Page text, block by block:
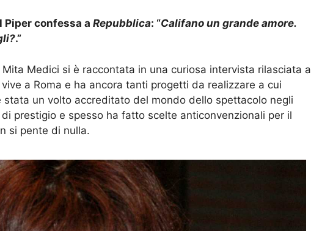
Piper confessa a Repubblica: “Califano un grande amore.
.”
Medici si è raccontata in una curiosa intervista rilasciata a
a Roma e ha ancora tanti progetti da realizzare a cui
un volto accreditato del mondo dello spettacolo negli
prestigio e spesso ha fatto scelte anticonvenzionali per il
si pente di nulla.